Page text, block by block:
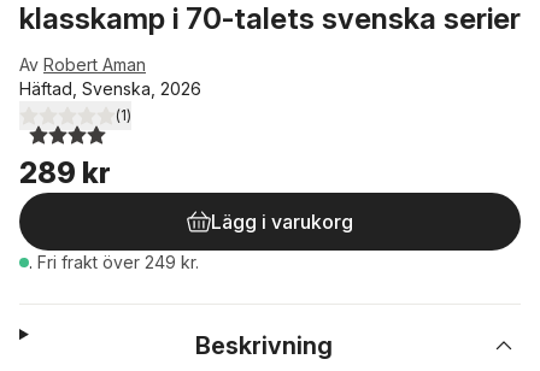
klasskamp i 70-talets svenska serier
Av Robert Aman
Häftad, Svenska, 2026
4,0utav 5 stjärnor. Totalt antal röster:
(1)
289 kr
Lägg i varukorg
. Fri frakt över 249 kr.
Beskrivning